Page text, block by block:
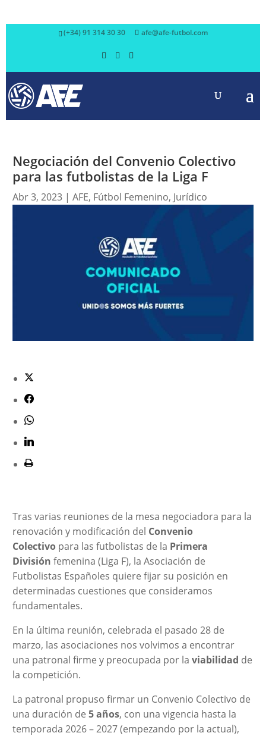
(+34) 91 314 30 30 afe@afe-futbol.com
Negociación del Convenio Colectivo
para las futbolistas de la Liga F
Abr 3, 2023| AFE, Fútbol Femenino, Jurídico
Tras varias reuniones de la mesa negociadora para la
renovación y modificación del Convenio
Colectivopara las futbolistas de la Primera
División femenina (Liga F), la Asociación de
Futbolistas Españoles quiere fijar su posición en
determinadas cuestiones que consideramos
fundamentales.
En la última reunión, celebrada el pasado 28 de
marzo, las asociaciones nos volvimos a encontrar
una patronal firme y preocupada por la viabilidad de
la competición.
La patronal propuso firmar un Convenio Colectivo de
una duración de 5 años, con una vigencia hasta la
temporada 2026 – 2027 (empezando por la actual),